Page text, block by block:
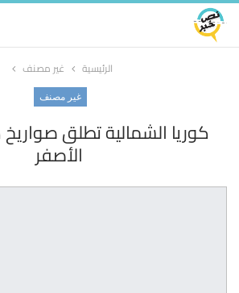
الرئيسية غير مصنف
غير مصنف
كوريا الشمالية تطلق صواريخ
الأصفر